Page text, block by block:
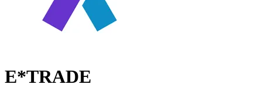
E*TRADE